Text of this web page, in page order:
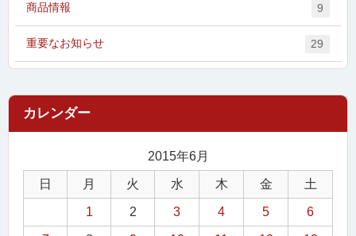
商品情報 9
重要なお知らせ 29
2015年6月
日 月 火 水 木 金 土
1 2 3 4 5 6